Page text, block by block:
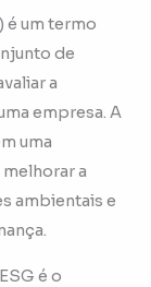
é um termo
de
a
empresa. A
uma
a
ambientais e
é o